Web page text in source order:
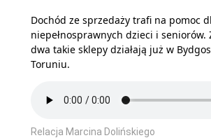
Dochód ze sprzedaży trafi na pomoc
niepełnosprawnych dzieci i seniorów.
dwa takie sklepy działają już w
Toruniu.
Relacja Marcina Dolińskiego